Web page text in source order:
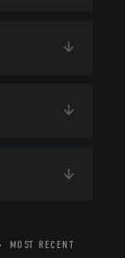
MOST RECENT